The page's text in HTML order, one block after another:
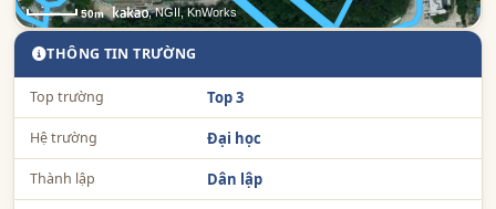
50m , NGII, KnWorks
THÔNG TIN TRƯỜNG
Top trường Top 3
Hệ trường Đại học
Thành lập Dân lập